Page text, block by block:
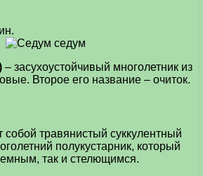
– засухоустойчивый многолетник из
Второе его название – очиток.
травянистый суккулентный
полукустарник, который
так и стелющимся.